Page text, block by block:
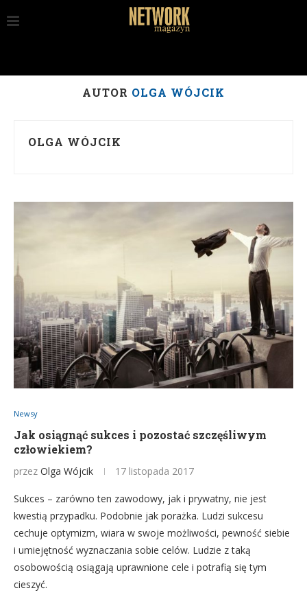
AUTOR OLGA WÓJCIK
OLGA WÓJCIK
Newsy
Jak osiągnąć sukces i pozostać szczęśliwym
człowiekiem?
przez Olga Wójcik 17 listopada 2017
Sukces – zarówno ten zawodowy, jak i prywatny, nie jest
kwestią przypadku. Podobnie jak porażka. Ludzi sukcesu
cechuje optymizm, wiara w swoje możliwości, pewność siebie
i umiejętność wyznaczania sobie celów. Ludzie z taką
osobowością osiągają uprawnione cele i potrafią się tym
cieszyć.